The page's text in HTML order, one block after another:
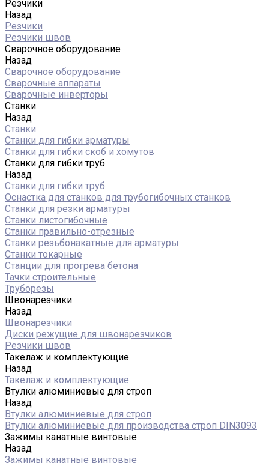
Резчики
Назад
Резчики
Резчики швов
Сварочное оборудование
Назад
Сварочное оборудование
Сварочные аппараты
Сварочные инверторы
Станки
Назад
Станки
Станки для гибки арматуры
Станки для гибки скоб и хомутов
Станки для гибки труб
Назад
Станки для гибки труб
Оснастка для станков для трубогибочных станков
Станки для резки арматуры
Станки листогибочные
Станки правильно-отрезные
Станки резьбонакатные для арматуры
Станки токарные
Станции для прогрева бетона
Тачки строительные
Труборезы
Швонарезчики
Назад
Швонарезчики
Диски режущие для швонарезчиков
Резчики швов
Такелаж и комплектующие
Назад
Такелаж и комплектующие
Втулки алюминиевые для строп
Назад
Втулки алюминиевые для строп
Втулки алюминиевые для производства строп DIN3093
Зажимы канатные винтовые
Назад
Зажимы канатные винтовые